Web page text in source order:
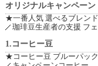
オリジナルキャンペーン
★一番人気 選べるブレン
珈琲豆生産者の支援 フ
1.コーヒー豆
★コーヒー豆 ブルーパッ